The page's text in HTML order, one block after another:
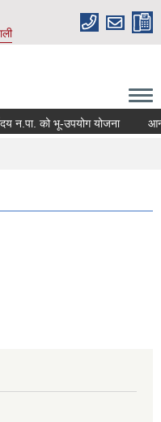
न.पा. को भू-उपयोग योजना